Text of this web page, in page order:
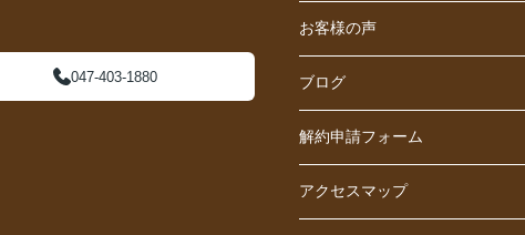
047-403-1880
お客様の声
ブログ
解約申請フォーム
アクセスマップ